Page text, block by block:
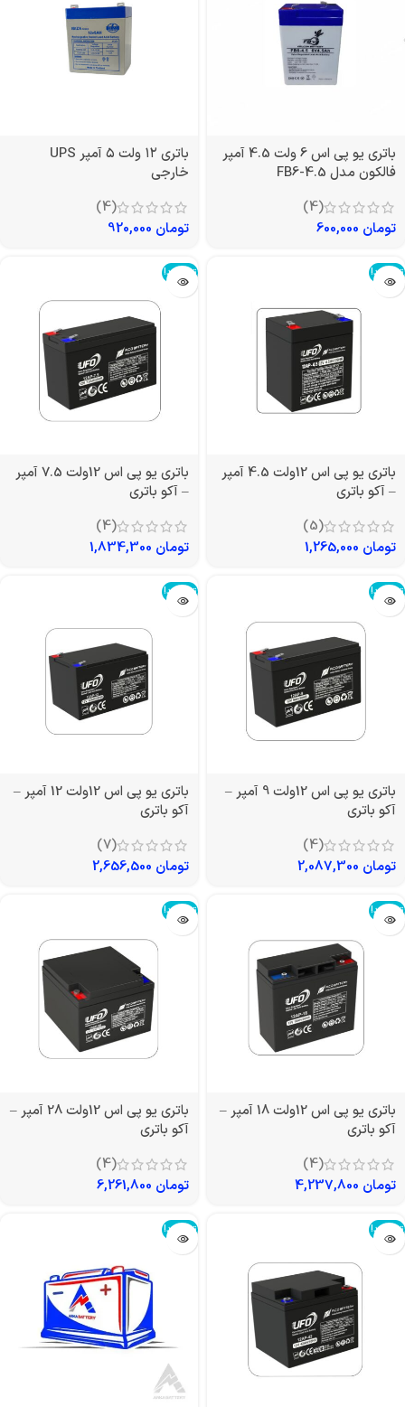
باتری یو پی اس 6 ولت 4.5 آمپر
فالکون مدل FB6-4.5
(4)
تومان
باتری ۱۲ ولت ۵ آمپر UPS
خارجی
(4)
تومان
تمام شد!
باتری یو پی اس 12ولت 4.5 آمپر
– آکو باتری
(5)
تومان
تمام شد!
باتری یو پی اس 12ولت 7.5 آمپر
– آکو باتری
(4)
تومان
تمام شد!
باتری یو پی اس 12ولت 9 آمپر –
آکو باتری
(4)
تومان
تمام شد!
باتری یو پی اس 12ولت 12 آمپر –
آکو باتری
(7)
تومان
تمام شد!
باتری یو پی اس 12ولت 18 آمپر –
آکو باتری
(4)
تومان
تمام شد!
باتری یو پی اس 12ولت 28 آمپر –
آکو باتری
(4)
تومان
تمام شد! تمام شد!